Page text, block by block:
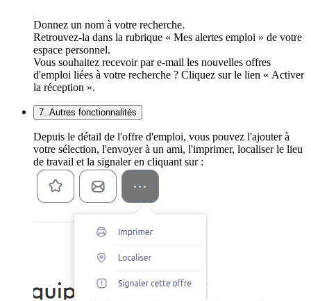
Donnez un nom à votre recherche.
Retrouvez-la dans la rubrique « Mes alertes emploi » de votre
espace personnel.
Vous souhaitez recevoir par e-mail les nouvelles offres
d'emploi liées à votre recherche ? Cliquez sur le lien « Activer
la réception ».
7. Autres fonctionnalités
Depuis le détail de l'offre d'emploi, vous pouvez l'ajouter à
votre sélection, l'envoyer à un ami, l'imprimer, localiser le lieu
de travail et la signaler en cliquant sur :